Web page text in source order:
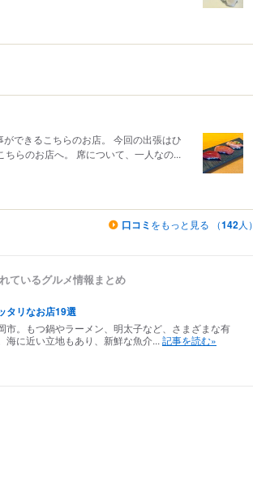
できるこちらのお店。 今回の出張はひ
らのお店へ。 席について、一人なの...
口コミ をもっと見る （142人）
ているグルメ情報まとめ
タリなお店19選
市。もつ鍋やラーメン、明太子など、さまざまな有
に近い立地もあり、新鮮な魚介... 記事を読む»